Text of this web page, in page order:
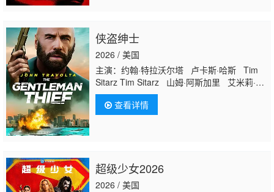
侠盗绅士
2026 / 美国
主演：约翰·特拉沃尔塔 卢卡斯·哈斯 Tim
Sitarz Tim Sitarz 山姆·阿斯加里 艾米莉·斯
金纳 娜塔莉·由拉 DJ卡拉德 奎韦斯·科亚
特·马歇尔 Danny Pardo 欧文·阿特拉斯
Bennie Taylor Darren Anselmo Brittany
查看详情
超级少女2026
2026 / 美国